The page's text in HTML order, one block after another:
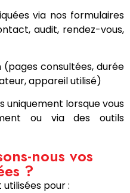
via nos formulaires
audit, rendez-vous,
consultées, durée
appareil utilisé)
uniquement lorsque vous
ou via des outils
nous vos
?
pour :